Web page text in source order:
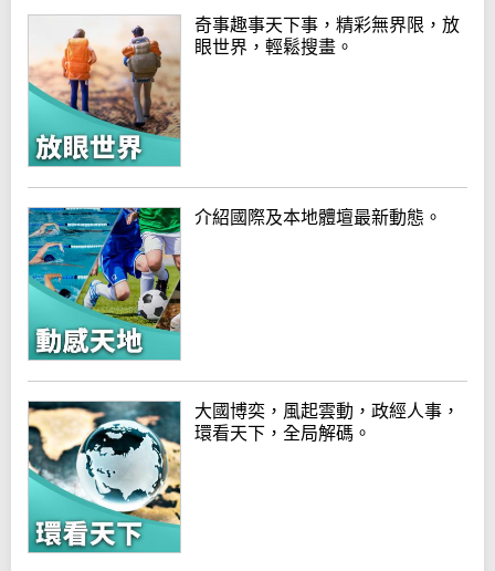
奇事趣事天下事，精彩無界限，放
眼世界，輕鬆搜畫。
介紹國際及本地體壇最新動態。
大國博奕，風起雲動，政經人事，
環看天下，全局解碼。